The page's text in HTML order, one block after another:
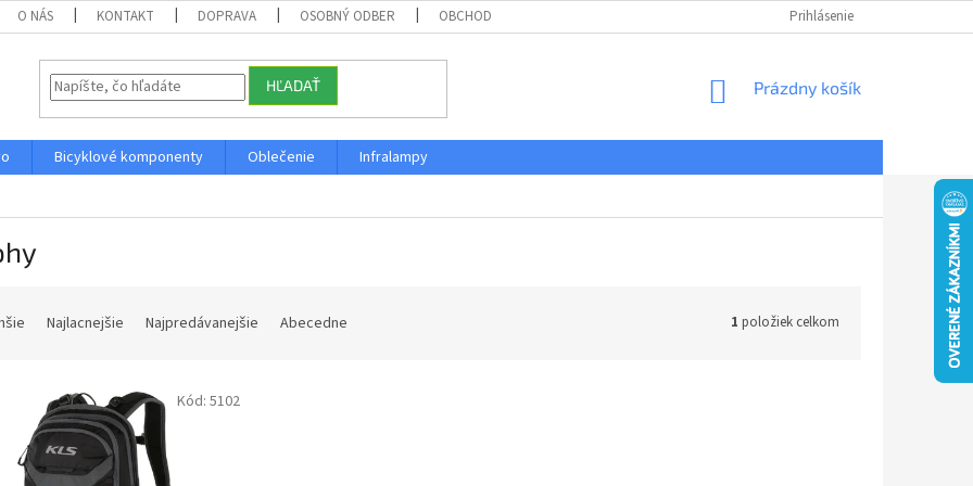
O NÁS KONTAKT DOPRAVA OSOBNÝ ODBER OBCHODNÉ PODMIENKY OCHRANA OSOBNÝCH ÚDAJOV REKLAMÁCIE
Prihlásenie
HĽADAŤ
NÁKUPNÝ
Prázdny košík
Bicyklové komponenty Oblečenie
Infralampy
Najlacnejšie Najpredávanejšie Abecedne 1 položiek celkom
Kód: 5102